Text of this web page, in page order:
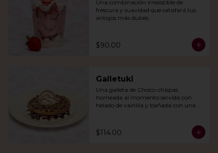
Una combinación irresistible de
frescura y suavidad que satisfará tus
antojos más dulces.
$90.00
Galletuki
Una galleta de Choco-chispas
horneada al momento servida con
helado de vainilla y bañada con una
$114.00